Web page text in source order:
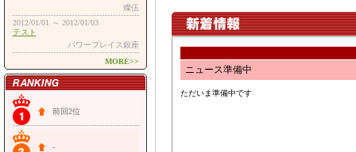
ニュース準備中
ただいま準備中です
燦伍
2012/01/01 ～ 2012/01/03
テスト
パワープレイス銀座
MORE>>
前回2位
-